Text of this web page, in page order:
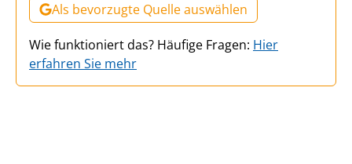
Als bevorzugte Quelle auswählen
Wie funktioniert das? Häufige Fragen: Hier
erfahren Sie mehr